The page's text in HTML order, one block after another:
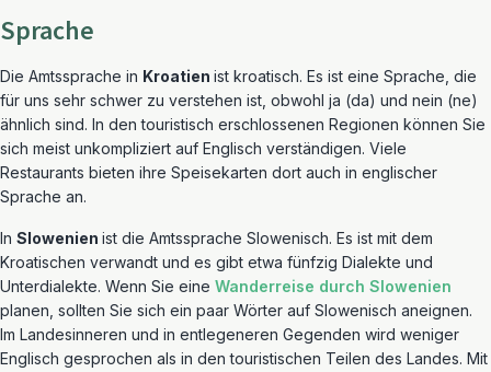
Sprache
Die Amtssprache in Kroatien ist kroatisch. Es ist eine Sprache, die
für uns sehr schwer zu verstehen ist, obwohl ja (da) und nein (ne)
ähnlich sind. In den touristisch erschlossenen Regionen können Sie
sich meist unkompliziert auf Englisch verständigen. Viele
Restaurants bieten ihre Speisekarten dort auch in englischer
Sprache an.
In Slowenien ist die Amtssprache Slowenisch. Es ist mit dem
Kroatischen verwandt und es gibt etwa fünfzig Dialekte und
Unterdialekte. Wenn Sie eine Wanderreise durch Slowenien
planen, sollten Sie sich ein paar Wörter auf Slowenisch aneignen.
Im Landesinneren und in entlegeneren Gegenden wird weniger
Englisch gesprochen als in den touristischen Teilen des Landes. Mit